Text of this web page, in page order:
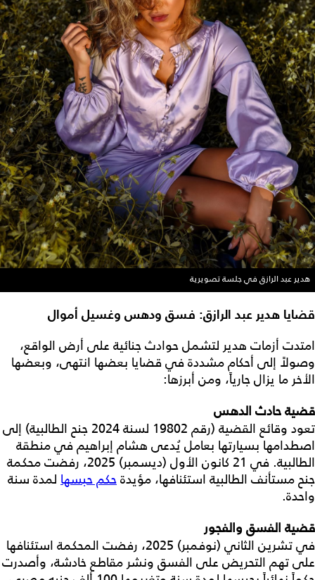
هدير عبد الرازق في جلسة تصويرية
قضايا هدير عبد الرازق: فسق ودهس وغسيل أموال
امتدت أزمات هدير لتشمل حوادث جنائية على أرض الواقع،
وصولاً إلى أحكام مشددة في قضايا بعضها انتهى، وبعضها
الأخر ما يزال جارياً، ومن أبرزها:
قضية حادث الدهس
تعود وقائع القضية (رقم 19802 لسنة 2024 جنح الطالبية) إلى
اصطدامها بسيارتها بعامل يُدعى هشام إبراهيم في منطقة
الطالبية. في 21 كانون الأول (ديسمبر) 2025، رفضت محكمة
جنح مستأنف الطالبية استئنافها، مؤيدةحكم حبسها لمدة سنة
واحدة.
قضية الفسق والفجور
في تشرين الثاني (نوفمبر) 2025، رفضت المحكمة استئنافها
على تهم التحريض على الفسق ونشر مقاطع خادشة، وأصدرت